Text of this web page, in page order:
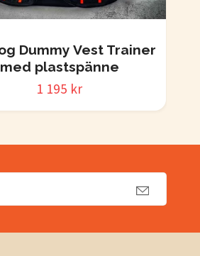
Dummy Vest Trainer
med plastspänne
1 195 kr